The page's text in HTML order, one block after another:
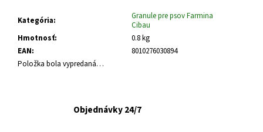
Kategória:
Granule pre psov Farmina
Cibau
Hmotnosť:
0.8 kg
EAN:
8010276030894
Položka bola vypredaná…
Objednávky 24/7
a
e